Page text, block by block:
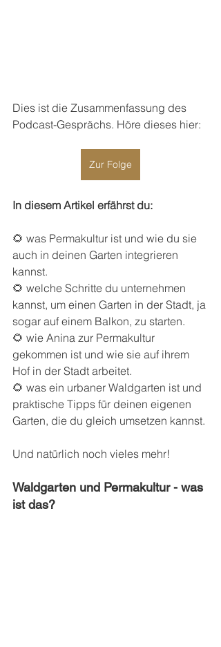
Dies ist die Zusammenfassung des
Podcast-Gesprächs. Höre dieses hier:
Zur Folge
In diesem Artikel erfährst du:
🌻 was Permakultur ist und wie du sie
auch in deinen Garten integrieren
kannst.
🌻 welche Schritte du unternehmen
kannst, um einen Garten in der Stadt, ja
sogar auf einem Balkon, zu starten.
🌻 wie Anina zur Permakultur
gekommen ist und wie sie auf ihrem
Hof in der Stadt arbeitet.
🌻 was ein urbaner Waldgarten ist und
praktische Tipps für deinen eigenen
Garten, die du gleich umsetzen kannst.
Und natürlich noch vieles mehr!
Waldgarten und Permakultur - was
ist das?